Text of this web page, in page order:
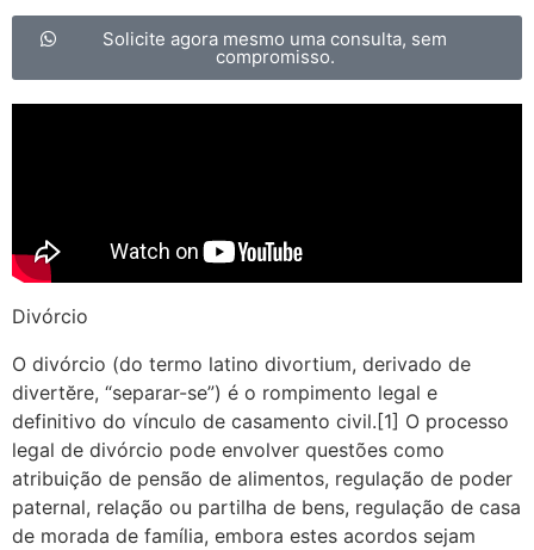
Solicite agora mesmo uma consulta, sem
compromisso.
Divórcio
O divórcio (do termo latino divortium, derivado de
divertĕre, “separar-se”) é o rompimento legal e
definitivo do vínculo de casamento civil.[1] O processo
legal de divórcio pode envolver questões como
atribuição de pensão de alimentos, regulação de poder
paternal, relação ou partilha de bens, regulação de casa
de morada de família, embora estes acordos sejam